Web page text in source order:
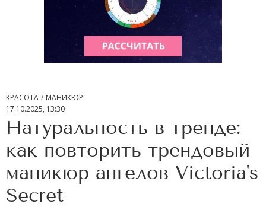
КРАСОТА
МАНИКЮР
17.10.2025, 13:30
Натуральность в тренде:
как повторить трендовый
маникюр ангелов Victoria's
Secret